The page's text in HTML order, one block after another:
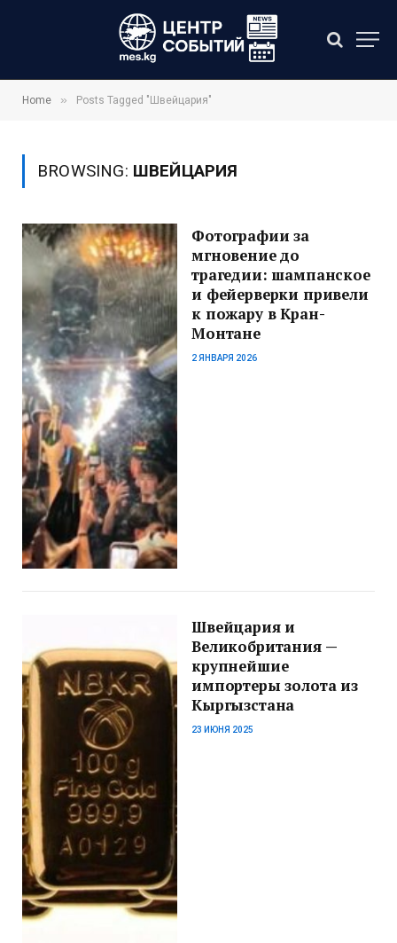
Home » Posts Tagged "Швейцария"
BROWSING: ШВЕЙЦАРИЯ
Фотографии за
мгновение до
трагедии: шампанское
и фейерверки привели
к пожару в Кран-
Монтане
2 ЯНВАРЯ 2026
Швейцария и
Великобритания —
крупнейшие
импортеры золота из
Кыргызстана
23 ИЮНЯ 2025